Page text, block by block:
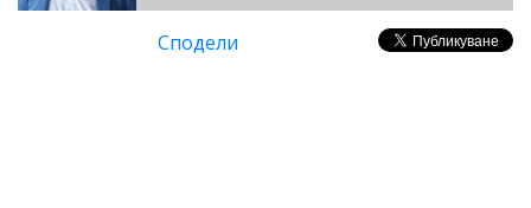
Сподели